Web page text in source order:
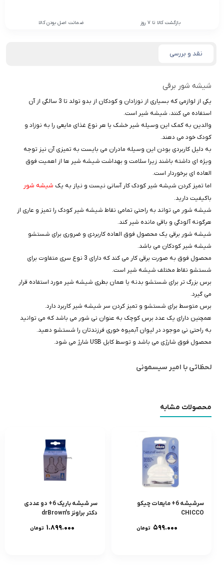
بازگشت کالا تا 7 روز ضمانت اصل بودن کالا
نقد و بررسی
شیشه شور برقی
یکی از لوازمی که بسیاری از نوزادان و کودکان از بدو تولد تا 3 سالگی از آن
استفاده می کنند، شیشه شیر است.
والدین به کمک این وسیله شیر خشک یا هر نوع غذای مایعی را به نوزاد و
کودک خود می دهند.
به دلیل کاربردی بودن این وسیله مادران می بایست به تمیزی آن نیز توجه
ویژه ای داشته باشند زیرا سلامت و بهداشت شیشه شیر ها از اهمیت فوق
العاده ای برخوردار است.
اما تمیز کردن شیشه شیر کودک کار آسانی نیست و نیاز به یک شیشه شور
باکیفیت دارید.
شیشه شور می تواند به راحتی تمامی نقاط شیشه شیر کودک را تمیز و عاری از
هرگونه آلودگی و باقی مانده شیر کند.
شیشه شور برقی یک محصول فوق العاده کاربردی و ضروری برای شستشو
شیشه شیر کودکان می باشد.
محصول فوق به صورت برقی کار می کند که دارای 3 نوع سری متفاوت برای
شستشو نقاط مختلف شیشه شیر است.
برس بزرگ تر برای شستشو بدنه یا همان بطری شیشه شیر مورد استفاده قرار
می گیرد.
برس متوسط برای شستشو و تمیز کردن سر شیشه شیر کاربرد دارد.
همچنین دارای یک عدد برس کوچک به عنوان نی شور می باشد که می توانید
به راحتی نی موجود در لیوان آبمیوه خوری فرزندتان را شستشو دهید.
محصول فوق شارژی می باشد و توسط کابل USB شارژ می شود.
لحظاتی با امیر سیسمونی
محصولات مشابه
سرشيشه 6+ مایعات چیکو
CHICCO
۵۹۹.۰۰۰ تومان
سر شيشه باريک 6+ دو عددى
دکتر براونز drBrown’s
۱.۸۹۹.۰۰۰ تومان